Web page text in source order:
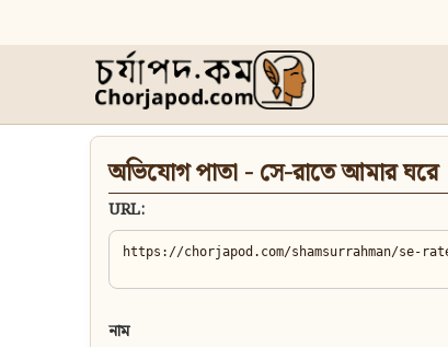
অভিযোগ পাতা - সে-রাতে আমার ঘরে
URL:
নাম